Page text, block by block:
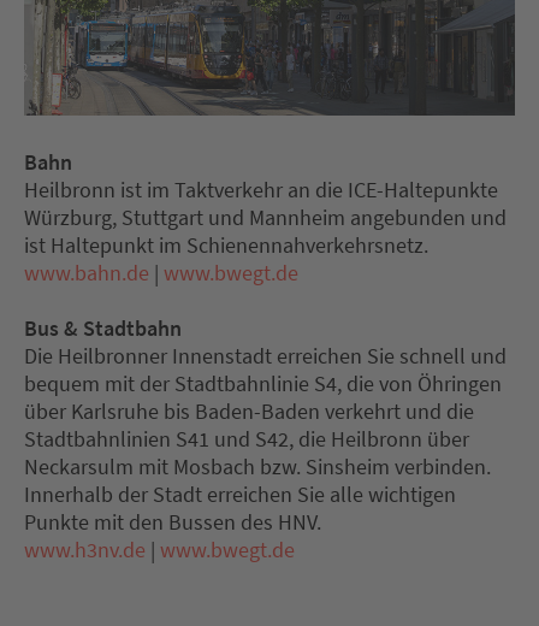
Bahn
Heilbronn ist im Taktverkehr an die ICE-Haltepunkte
Würzburg, Stuttgart und Mannheim angebunden und
ist Haltepunkt im Schienennahverkehrsnetz.
www.bahn.de | www.bwegt.de
Bus & Stadtbahn
Die Heilbronner Innenstadt erreichen Sie schnell und
bequem mit der Stadtbahnlinie S4, die von Öhringen
über Karlsruhe bis Baden-Baden verkehrt und die
Stadtbahnlinien S41 und S42, die Heilbronn über
Neckarsulm mit Mosbach bzw. Sinsheim verbinden.
Innerhalb der Stadt erreichen Sie alle wichtigen
Punkte mit den Bussen des HNV.
www.h3nv.de | www.bwegt.de